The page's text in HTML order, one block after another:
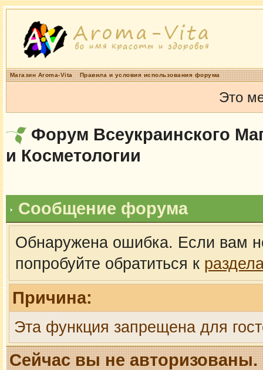
Магазин Aroma-Vita Правила и условия использования форума
Это
Форум Всеукраинского
и Косметологии
Сообщение форума
Обнаружена ошибка. Если вам
попробуйте обратиться к
Причина:
Эта функция запрещена для
Сейчас вы не авторизованы.